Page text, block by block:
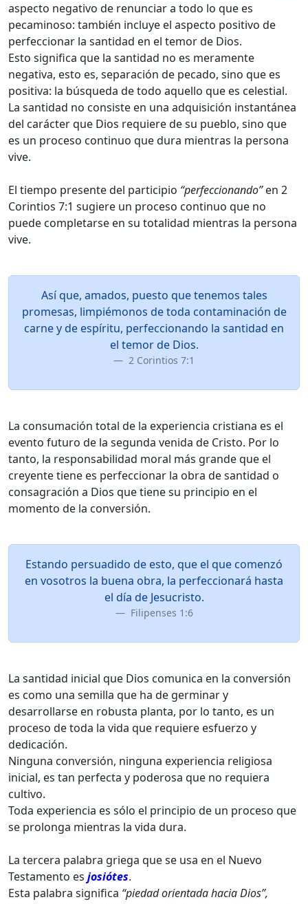
aspecto negativo de renunciar a todo lo que es
pecaminoso: también incluye el aspecto positivo de
perfeccionar la santidad en el temor de Dios.
Esto significa que la santidad no es meramente
negativa, esto es, separación de pecado, sino que es
positiva: la búsqueda de todo aquello que es celestial.
La santidad no consiste en una adquisición instantánea
del carácter que Dios requiere de su pueblo, sino que
es un proceso continuo que dura mientras la persona
vive.
El tiempo presente del participio “perfeccionando”en 2
Corintios 7:1 sugiere un proceso continuo que no
puede completarse en su totalidad mientras la persona
vive.
Así que, amados, puesto que tenemos tales
promesas, limpiémonos de toda contaminación de
carne y de espíritu, perfeccionando la santidad en
el temor de Dios.
2 Corintios 7:1
La consumación total de la experiencia cristiana es el
evento futuro de la segunda venida de Cristo. Por lo
tanto, la responsabilidad moral más grande que el
creyente tiene es perfeccionar la obra de santidad o
consagración a Dios que tiene su principio en el
momento de la conversión.
Estando persuadido de esto, que el que comenzó
en vosotros la buena obra, la perfeccionará hasta
el día de Jesucristo.
Filipenses 1:6
La santidad inicial que Dios comunica en la conversión
es como una semilla que ha de germinar y
desarrollarse en robusta planta, por lo tanto, es un
proceso de toda la vida que requiere esfuerzo y
dedicación.
Ninguna conversión, ninguna experiencia religiosa
inicial, es tan perfecta y poderosa que no requiera
cultivo.
Toda experiencia es sólo el principio de un proceso que
se prolonga mientras la vida dura.
La tercera palabra griega que se usa en el Nuevo
Testamento es josiótes.
Esta palabra significa “piedad orientada hacia Dios”,